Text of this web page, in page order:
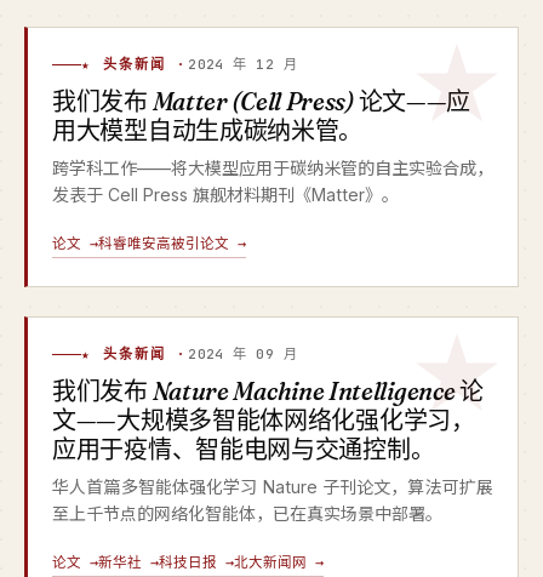
★ 头条新闻 · 2024 年 12 月
我们发布 Matter (Cell Press)论文——应
用大模型自动生成碳纳米管。
跨学科工作——将大模型应用于碳纳米管的自主实验合成，
发表于 Cell Press 旗舰材料期刊《Matter》。
论文 →科睿唯安高被引论文 →
★ 头条新闻 · 2024 年 09 月
我们发布 Nature Machine Intelligence论
文——大规模多智能体网络化强化学习，
应用于疫情、智能电网与交通控制。
华人首篇多智能体强化学习 Nature 子刊论文，算法可扩展
至上千节点的网络化智能体，已在真实场景中部署。
论文 →新华社 →科技日报 →北大新闻网 →